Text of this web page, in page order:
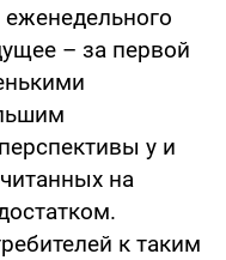
– за первой
у и
на
к таким